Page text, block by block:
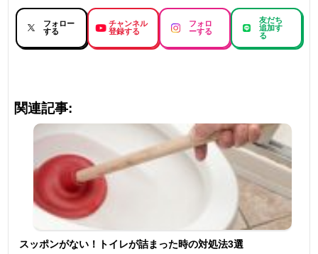
フォロー
する
チャンネル
登録する
フォロ
ーする
友だち
追加す
る
関連記事:
スッポンがない！トイレが詰まった時の対処法3選